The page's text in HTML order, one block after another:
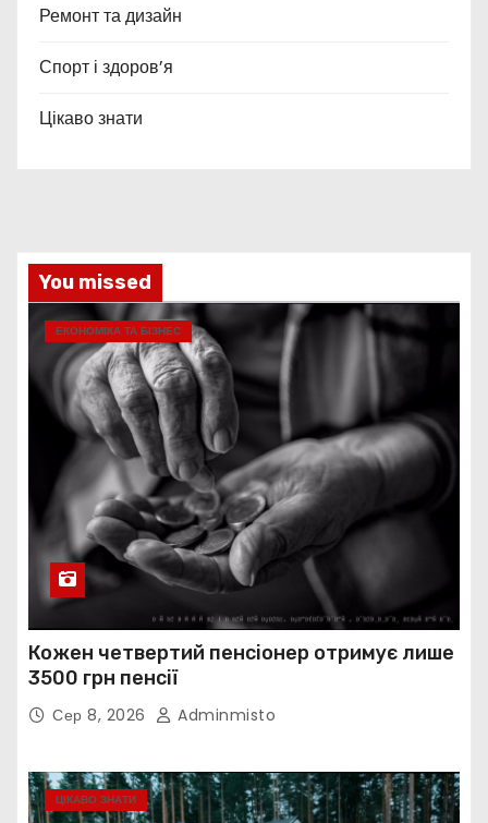
Ремонт та дизайн
Спорт і здоров’я
Цікаво знати
You missed
ЕКОНОМІКА ТА БІЗНЕС
Кожен четвертий пенсіонер отримує лише
3500 грн пенсії
Сер 8, 2026 Adminmisto
ЦІКАВО ЗНАТИ